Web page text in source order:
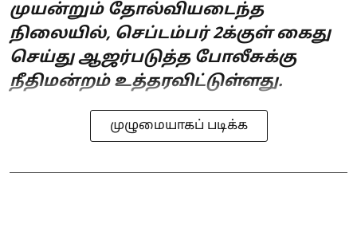
முயன்றும் தோல்வியடைந்த
நிலையில், செப்டம்பர் 2க்குள் கைது
செய்து ஆஜர்படுத்த போலீசுக்கு
நீதிமன்றம் உத்தரவிட்டுள்ளது.
முழுமையாகப் படிக்க